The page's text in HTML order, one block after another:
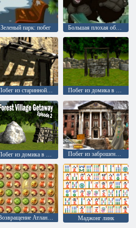
Зеленый парк: побег Большая плохая обезьяна
Побег из старинной деревни Побег из домика в лесу: эпизод 1
Побег из домика в лесу: Эпизод 2 Побег из заброшенного университета
Возвращение Атлантиды
Маджонг линк